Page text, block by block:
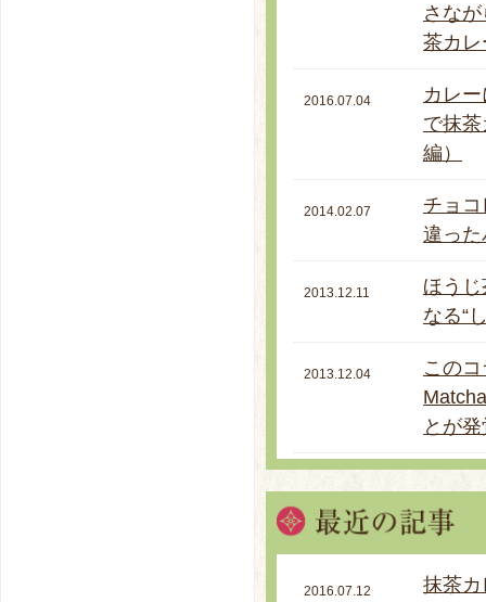
さな
茶カ
2016.07.04
カレ
で抹
編）
2014.02.07
チョ
違った
2013.12.11
ほう
なる“
2013.12.04
この
とが
2016.07.12 抹茶